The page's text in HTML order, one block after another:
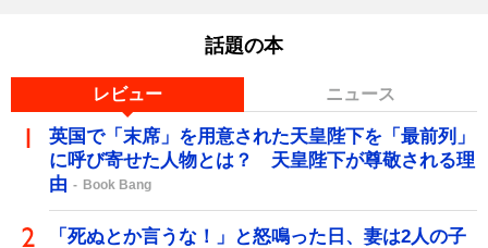
話題の本
レビュー ニュース
英国で「末席」を用意された天皇陛下を「最前列」
に呼び寄せた人物とは？ 天皇陛下が尊敬される理
由
Book Bang
「死ぬとか言うな！」と怒鳴った日、妻は2人の子